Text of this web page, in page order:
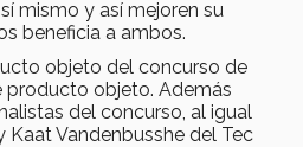
mismo y así mejoren su
beneficia a ambos.
objeto del concurso de
producto objeto. Además
del concurso, al igual
Kaat Vandenbusshe del Tec